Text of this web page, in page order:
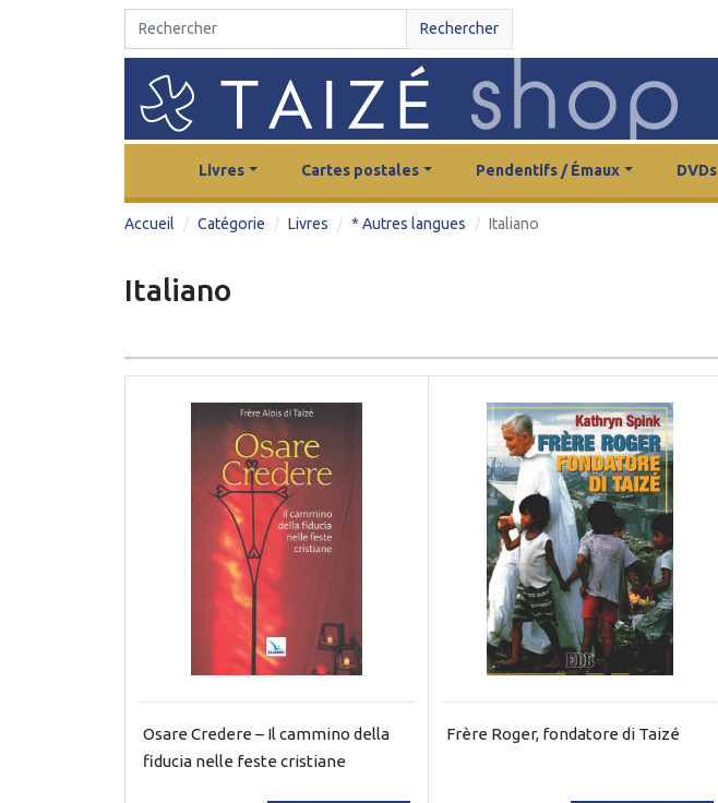
Rechercher
Livres Cartes postales Pendentifs / Émaux DVDs
Accueil Catégorie Livres * Autres langues Italiano
Italiano
Osare Credere – Il cammino della
fiducia nelle feste cristiane
Frère Roger, fondatore di Taizé